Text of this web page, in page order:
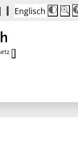
Englisch
Die
100%